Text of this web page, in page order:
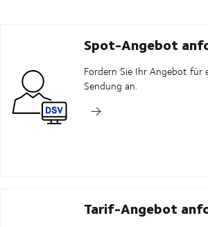
Spot-Angebot
Fordern Sie Ihr Angebot für
Sendung an.
Tarif-Angebot